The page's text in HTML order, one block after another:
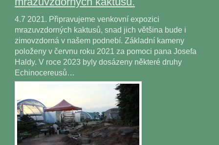
4.7 2021. Připravujeme venkovní expozici
mrazuvzdorných kaktusů, snad jich většina bude i
zimovzdorná v našem podnebí. Základní kameny
položeny v červnu roku 2021 za pomoci pana Josefa
Haldy. V roce 2023 byly dosázeny některé druhy
Echinocereusů…